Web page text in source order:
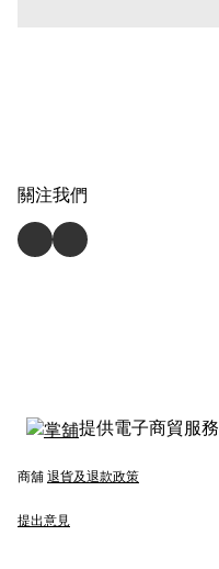
關注我們
提供電子商貿服務
商舖 退貨及退款政策
提出意見